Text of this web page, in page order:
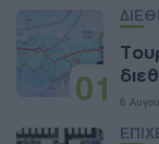
01 8